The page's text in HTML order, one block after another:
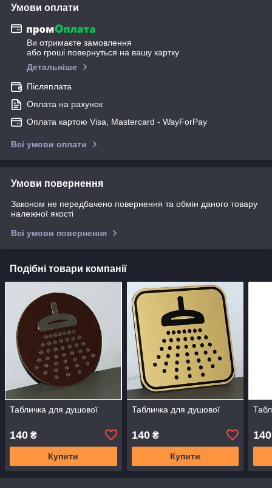
Умови оплати
Ви отримаєте замовлення
або гроші повернуться на вашу картку
Детальніше
Післяплата
Оплата на рахунок
Оплата картою Visa, Mastercard - WayForPay
Всі умови оплати
Умови повернення
Законом не передбачено повернення та обмін даного товару
належної якості
Всі умови повернення
Подібні товари компанії
Табличка для душової
140 ₴
Купити
Табличка для душової
140₴
Купити
140